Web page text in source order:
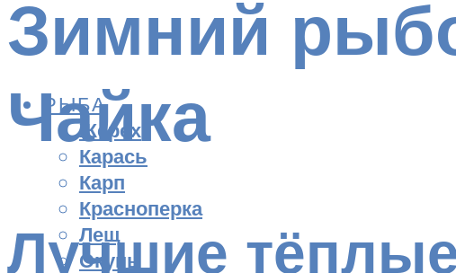
РЫБА
Жерех
Карась
Карп
Красноперка
Лещ
Окунь
Зимний
Чайка
Лучшие